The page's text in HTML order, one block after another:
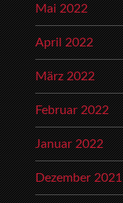
Mai 2022
April 2022
März 2022
Februar 2022
Januar 2022
Dezember 2021